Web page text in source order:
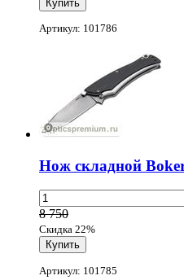
Артикул: 101786
Нож складной
8 750
Скидка 22%
Артикул: 101785